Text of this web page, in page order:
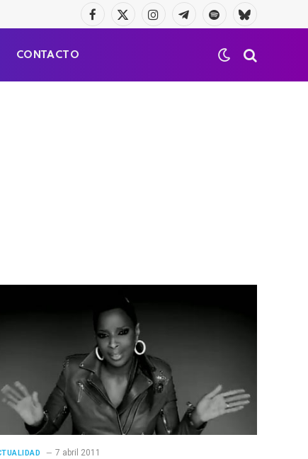
Facebook
X
InstagramTelegramaSpotifyBluesky
CONTACTO
7 abril 2011